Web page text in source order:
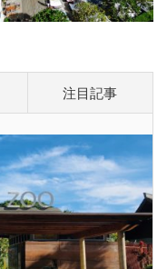
注目記事